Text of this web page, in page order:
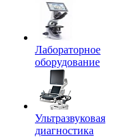
Лабораторное
оборудование
Ультразвуковая
диагностика